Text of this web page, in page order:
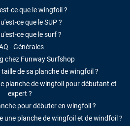
ce que le wingfoil ?
ce que le SUP ?
ce que le surf ?
- Générales
chez Funway Surfshop
de sa planche de wingfoil ?
planche de wingfoil pour débutant et
expert ?
pour débuter en wingfoil ?
une planche de wingfoil et de windfoil ?